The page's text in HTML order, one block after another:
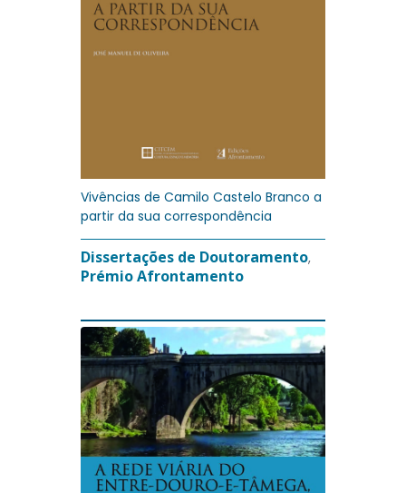
Vivências de Camilo Castelo Branco a
partir da sua correspondência
Dissertações de Doutoramento,
Prémio Afrontamento